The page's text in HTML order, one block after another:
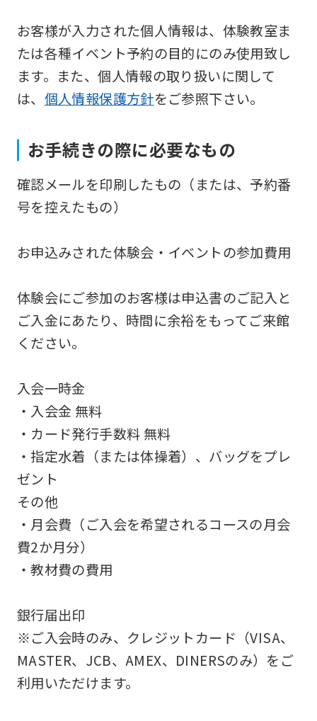
お客様が入力された個人情報は、体験教室ま
たは各種イベント予約の目的にのみ使用致し
ます。また、個人情報の取り扱いに関して
は、 個人情報保護方針をご参照下さい。
お手続きの際に必要なもの
確認メールを印刷したもの（または、予約番
号を控えたもの）
お申込みされた体験会・イベントの参加費用
体験会にご参加のお客様は申込書のご記入と
ご入金にあたり、時間に余裕をもってご来館
ください。
入会一時金
・入会金 無料
・カード発行手数料 無料
・指定水着（または体操着）、バッグをプレ
ゼント
その他
・月会費（ご入会を希望されるコースの月会
費2か月分）
・教材費の費用
銀行届出印
※ご入会時のみ、クレジットカード（VISA、
MASTER、JCB、AMEX、DINERSのみ）をご
利用いただけます。
Japanese
version
of
this
website
be
translated
it
not
be
translation
may
the
that
you